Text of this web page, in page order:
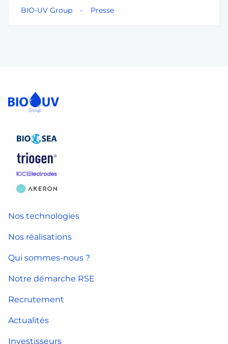
BIO-UV Group Presse
Nos technologies
Nos réalisations
Qui sommes-nous ?
Notre démarche RSE
Recrutement
Actualités
Investisseurs